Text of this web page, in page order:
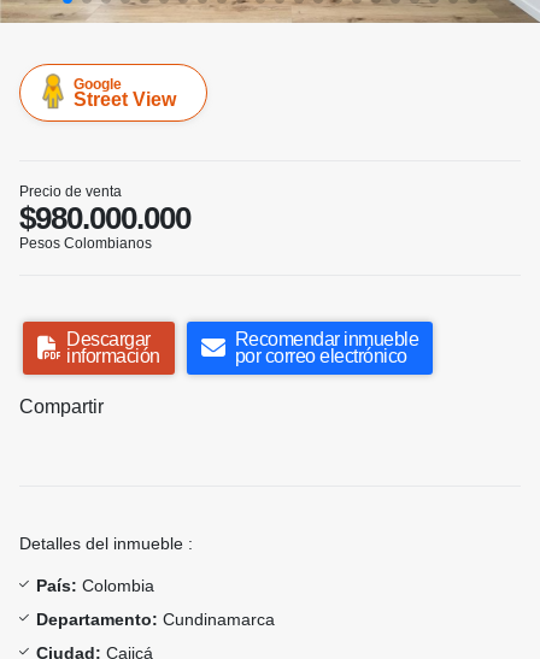
Google
Street View
Precio de venta
$980.000.000
Pesos Colombianos
Descargar
información
Recomendar inmueble
por correo electrónico
Compartir
Detalles del inmueble :
País: Colombia
Departamento: Cundinamarca
Ciudad: Cajicá